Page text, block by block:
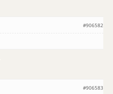
#906582
#906583